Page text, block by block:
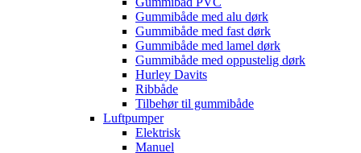
Gummibåde med alu dørk
Gummibåde med fast dørk
Gummibåde med lamel dørk
Gummibåde med oppustelig dørk
Hurley Davits
Ribbåde
Tilbehør til gummibåde
Luftpumper
Elektrisk
Manuel